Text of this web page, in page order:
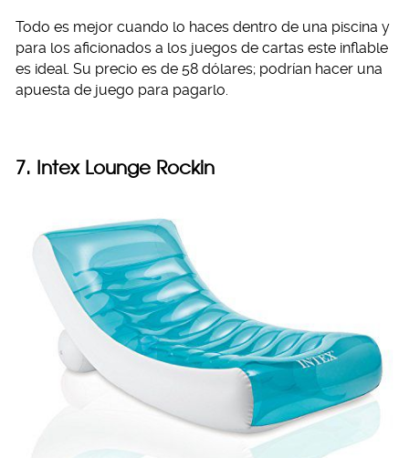
Todo es mejor cuando lo haces dentro de una piscina y
para los aficionados a los juegos de cartas este inflable
es ideal. Su precio es de 58 dólares; podrían hacer una
apuesta de juego para pagarlo.
7. Intex Lounge Rockin